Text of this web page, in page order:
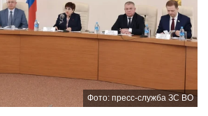
Фото: пресс-служба ЗС ВО